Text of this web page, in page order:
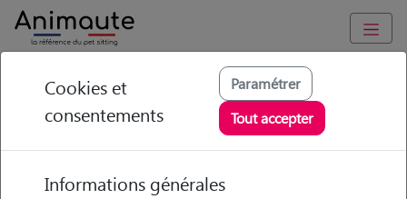
Animaute Ile-de-France Paris 10e Arrondissement
Romane - Petsitter à
PARIS 10
Cookies et
consentements
Paramétrer
Tout accepter
Informations générales